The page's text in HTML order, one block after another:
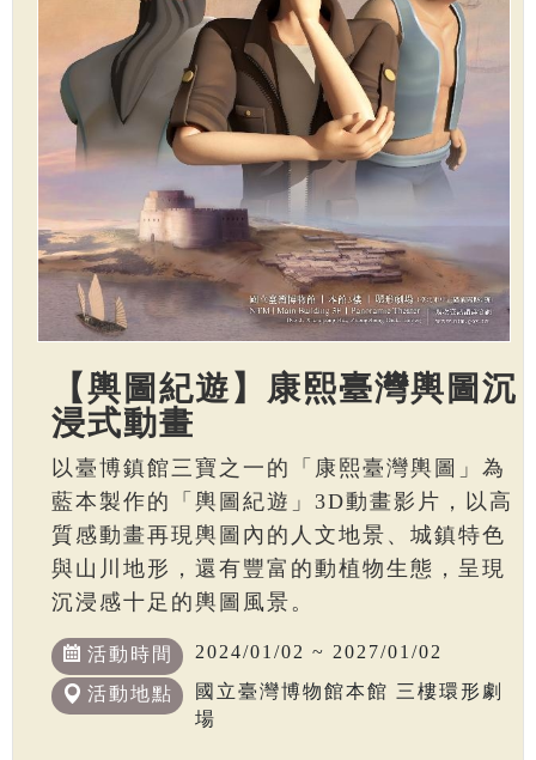
【輿圖紀遊】康熙臺灣輿圖沉
浸式動畫
以臺博鎮館三寶之一的「康熙臺灣輿圖」為
藍本製作的「輿圖紀遊」3D動畫影片，以高
質感動畫再現輿圖內的人文地景、城鎮特色
與山川地形，還有豐富的動植物生態，呈現
沉浸感十足的輿圖風景。
活動時間 2024/01/02 ~ 2027/01/02
活動地點
國立臺灣博物館本館 三樓環形劇
場